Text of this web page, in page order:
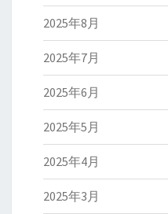
2025年8月
2025年7月
2025年6月
2025年5月
2025年4月
2025年3月